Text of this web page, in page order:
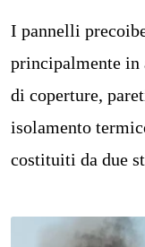
I pannelli
principalmente in
di coperture,
isolamento
costituiti da due